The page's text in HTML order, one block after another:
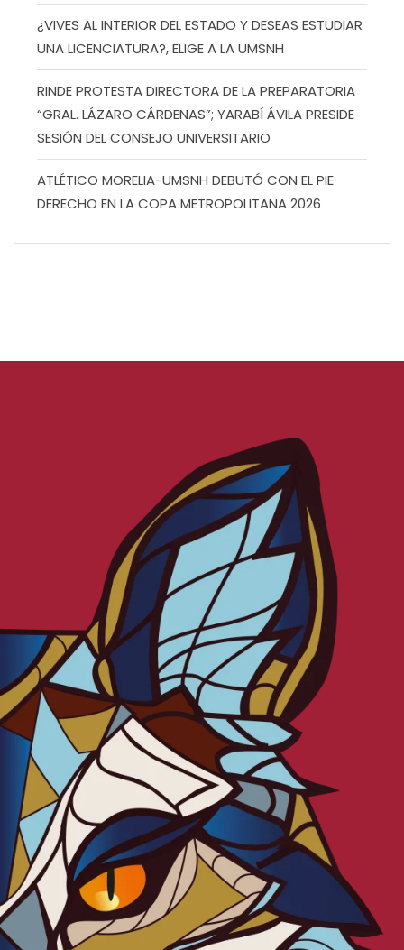
¿VIVES AL INTERIOR DEL ESTADO Y DESEAS ESTUDIAR
UNA LICENCIATURA?, ELIGE A LA UMSNH
RINDE PROTESTA DIRECTORA DE LA PREPARATORIA
“GRAL. LÁZARO CÁRDENAS”; YARABÍ ÁVILA PRESIDE
SESIÓN DEL CONSEJO UNIVERSITARIO
ATLÉTICO MORELIA-UMSNH DEBUTÓ CON EL PIE
DERECHO EN LA COPA METROPOLITANA 2026